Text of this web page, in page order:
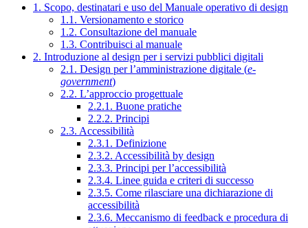
1. Scopo, destinatari e uso del Manuale operativo di design
1.1. Versionamento e storico
1.2. Consultazione del manuale
1.3. Contribuisci al manuale
2. Introduzione al design per i servizi pubblici digitali
2.1. Design per l’amministrazione digitale (e-
government)
2.2. L’approccio progettuale
2.2.1. Buone pratiche
2.2.2. Principi
2.3. Accessibilità
2.3.1. Definizione
2.3.2. Accessibilità by design
2.3.3. Principi per l’accessibilità
2.3.4. Linee guida e criteri di successo
2.3.5. Come rilasciare una dichiarazione di
accessibilità
2.3.6. Meccanismo di feedback e procedura di